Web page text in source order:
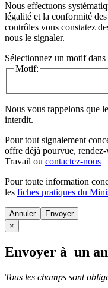
Nous effectuons
légalité et la conformité
contrôles vous constatez
nous le signaler.
Sélectionnez un motif dans
Motif:
Nous vous rappelons que
interdit.
Pour tout signalement
offre déjà pourvue,
Travail ou contactez-nous
Pour toute information
les fiches pratiques du
Annuler
×
Envoyer à un
Tous les champs sont